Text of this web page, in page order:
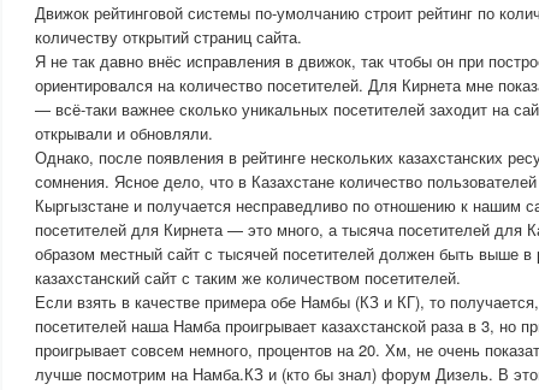
Движок рейтинговой системы по-умолчанию строит рейтинг по
количеству открытий страниц сайта.
Я не так давно внёс исправления в движок, так чтобы он при
ориентировался на количество посетителей. Для Кирнета мне
— всё-таки важнее сколько уникальных посетителей заходит на
открывали и обновляли.
Однако, после появления в рейтинге нескольких казахстанских
сомнения. Ясное дело, что в Казахстане количество
Кыргызстане и получается несправедливо по отношению к нашим
посетителей для Кирнета — это много, а тысяча посетителей для
образом местный сайт с тысячей посетителей должен быть выше в
казахстанский сайт с таким же количеством посетителей.
Если взять в качестве примера обе Намбы (КЗ и КГ), то
посетителей наша Намба проигрывает казахстанской раза в 3, но
проигрывает совсем немного, процентов на 20. Хм, не очень
лучше посмотрим на Намба.КЗ и (кто бы знал) форум Дизель. В